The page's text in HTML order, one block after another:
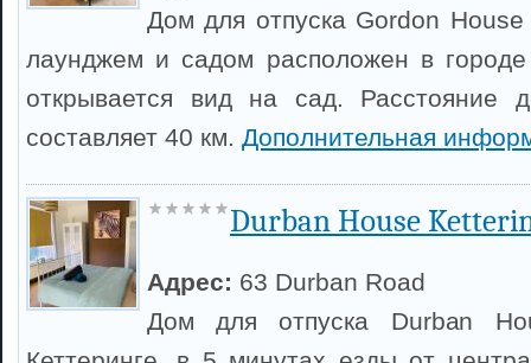
Дом для отпуска Gordon
лаунджем и садом расположен в городе
открывается вид на сад. Расстояние
составляет 40 км. Дополнительная
Durban House
Адрес: 63 Durban Road
Дом для отпуска Durban